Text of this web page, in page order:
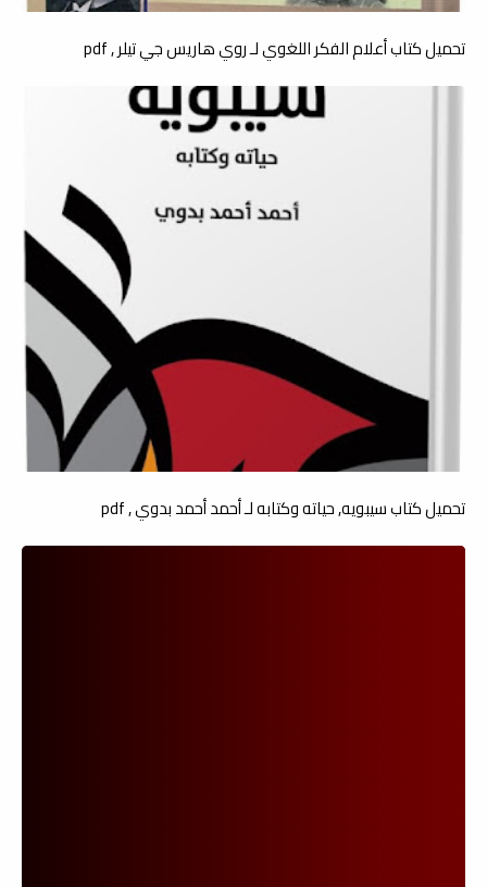
تحميل كتاب أعلام الفكر اللغوي لـ روي هاريس جي تيلر , pdf
تحميل كتاب سيبويه, حياته وكتابه لـ أحمد أحمد بدوي , pdf